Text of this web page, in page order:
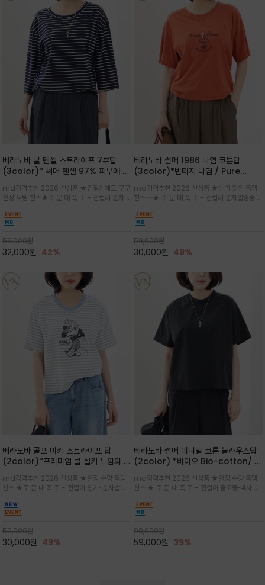
베라노바 쿨 텐셀 스트라이프 7부탑
(3color)* 써머 텐셀 97% 피부에 닿
소재
md강력추천 2026 신상품 ★간절기에도 굿굿
한정 득템 찬스★주.문.대.폭.주 - 전컬러 순차발
있는 드롭숄더와 7부 소매가 더해져 팔 라인을
자연스럽게 커버해주는 아이템/얇고 가벼운 터
치감으로 편안
56,000원
32,000원 42%
베라노바 썸머 1986 나염 코튼탑
(3color)*빈티지 나염 / Pure
어도 룩에 감도가 살아나는 베라노바 스
튜디오 티셔츠
md강력추천 2026 신상품 ★대박 할인 득템
찬스~~★ 주.문.대.폭.주 - 전컬러 순차발송중
유 있는 핏과 경쾌한 기장감이 자연스럽게 체형
을 커버/빈티지한 레터링 프린트가 은근한 포인
트가 되어 데님이나 린넨 팬츠와 감
59,000원
30,000원 49%
베라노바 골프 미키 스트라이프 탑
(2color)*프리미엄 쿨 실키 느낌의 폴
내 ★골프 미키티 포함 구매및 20만원
넘는 구매고객님께는 타이틀리스트 베라
노바 골프공 2피스 3구 증정(소진시 마
감)★
md강력추천 2026 신상품 ★한정 수량 득템
찬스 ★주.문.대.폭.주 - 전컬러 인기~순차발송
이프가 산뜻한 컬러감을 연출/안정감 있는 라운
드 넥라인과 여유있는 스탠다드 핏으로 여름내내
이쁘게 입으세요 ^^
59,000원
30,000원 49%
베라노바 썸머 미니멀 코튼 블라우스탑
(2color) *바이오 Bio-cotton/ 시
럼 편안하지만 블라우스처럼 단정한 무
드가 느껴지는 코튼 블라우스 탑
md강력추천 2026 신상품 ★한정 수량 득템
찬스 ★ 주.문.대.폭.주 - 전컬러 출고중~4차 리
볍게 퍼지는 박시한 실루엣과 크롭 기장이 하체
를 길어 보이게 해주며 와이드 팬츠와 셋업
98,000원
59,000원 39%